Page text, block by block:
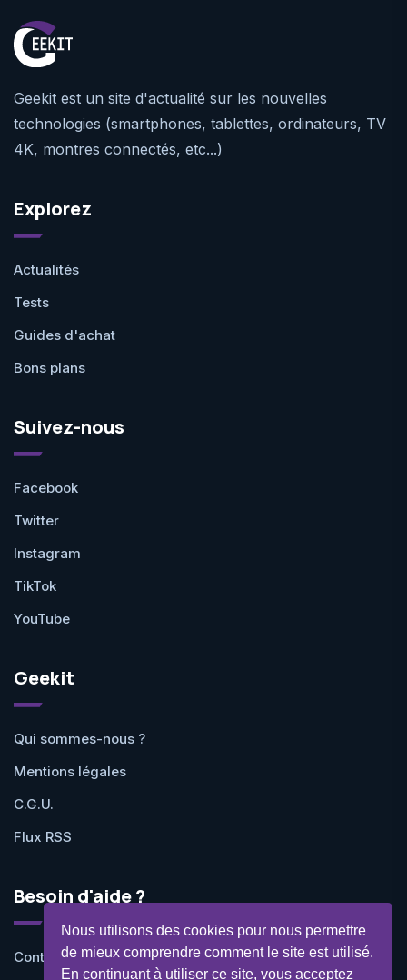
Nous utilisons des cookies pour nous permettre
de mieux comprendre comment le site est utilisé.
En continuant à utiliser ce site, vous acceptez
Geekit est un site d'actualité sur les nouvelles
technologies (smartphones, tablettes, ordinateurs, TV
4K, montres connectés, etc...)
Explorez
Actualités
Tests
Guides d'achat
Bons plans
Suivez-nous
Facebook
Twitter
Instagram
TikTok
YouTube
Geekit
Qui sommes-nous ?
Mentions légales
C.G.U.
Flux RSS
Besoin d'aide ?
Contactez-nous